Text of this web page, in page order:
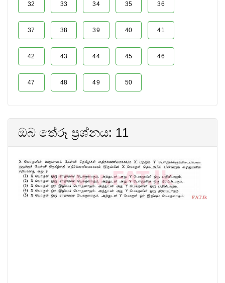
32 33 34 35 36
37 38 39 40 41
42 43 44 45 46
47 48 49 50
ඔබ තේරූ ප්‍රශ්නය: 11